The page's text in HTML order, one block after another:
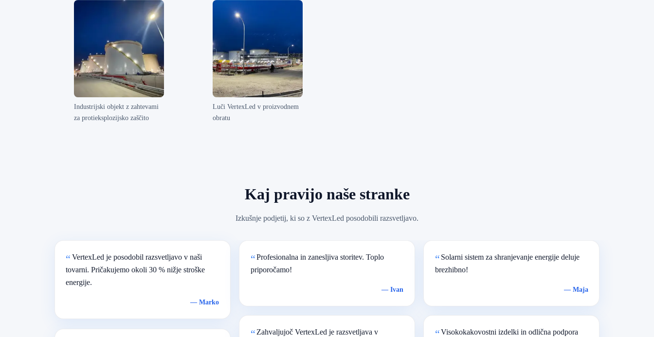
Industrijski objekt z zahtevami
za protieksplozijsko zaščito
Luči VertexLed v proizvodnem
obratu
Kaj pravijo naše stranke
Izkušnje podjetij, ki so z VertexLed posodobili razsvetljavo.
VertexLed je posodobil razsvetljavo v naši
tovarni. Pričakujemo okoli 30 % nižje stroške
energije.
—Marko
Profesionalna in zanesljiva storitev. Toplo
priporočamo!
—Ivan
Zahvaljujoč VertexLed je razsvetljava v
Solarni sistem za shranjevanje energije deluje
brezhibno!
— Maja
Visokokakovostni izdelki in odlična podpora